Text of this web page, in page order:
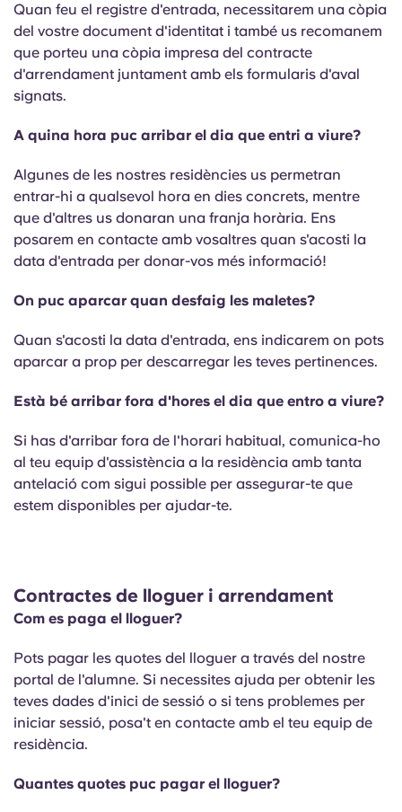
Quan feu el registre d'entrada, necessitarem una còpia
del vostre document d'identitat i també us recomanem
que porteu una còpia impresa del contracte
d'arrendament juntament amb els formularis d'aval
signats.
A quina hora puc arribar el dia que entri a viure?
Algunes de les nostres residències us permetran
entrar-hi a qualsevol hora en dies concrets, mentre
que d'altres us donaran una franja horària. Ens
posarem en contacte amb vosaltres quan s'acosti la
data d'entrada per donar-vos més informació!
On puc aparcar quan desfaig les maletes?
Quan s'acosti la data d'entrada, ens indicarem on pots
aparcar a prop per descarregar les teves pertinences.
Està bé arribar fora d'hores el dia que entro a viure?
Si has d'arribar fora de l'horari habitual, comunica-ho
al teu equip d'assistència a la residència amb tanta
antelació com sigui possible per assegurar-te que
estem disponibles per ajudar-te.
Contractes de lloguer i arrendament
Com es paga el lloguer?
Pots pagar les quotes del lloguer a través del nostre
portal de l'alumne. Si necessites ajuda per obtenir les
teves dades d'inici de sessió o si tens problemes per
iniciar sessió, posa't en contacte amb el teu equip de
residència.
Quantes quotes puc pagar el lloguer?